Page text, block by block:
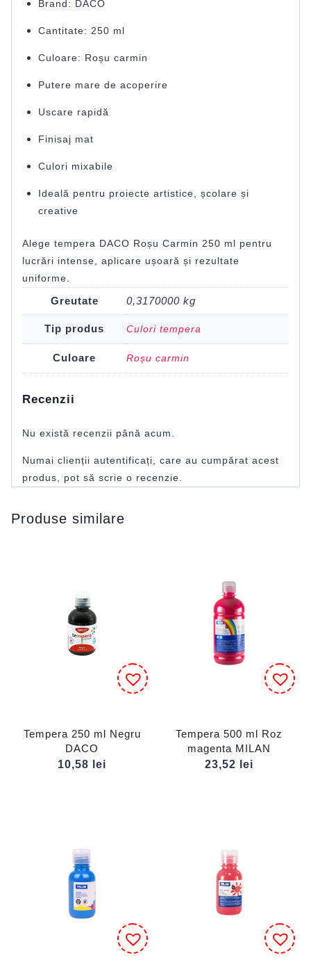
Brand: DACO
Cantitate: 250 ml
Culoare: Roșu carmin
Putere mare de acoperire
Uscare rapidă
Finisaj mat
Culori mixabile
Ideală pentru proiecte artistice, școlare și
creative
Alege tempera DACO Roșu Carmin 250 ml pentru
lucrări intense, aplicare ușoară și rezultate
uniforme.
Greutate 0,3170000 kg
Tip produs Culori tempera
Culoare Roșu carmin
Recenzii
Nu există recenzii până acum.
Numai clienții autentificați, care au cumpărat acest
produs, pot să scrie o recenzie.
Produse similare
Tempera 250 ml Negru
DACO
10,58
lei
Tempera 500 ml Roz
magenta MILAN
23,52
lei